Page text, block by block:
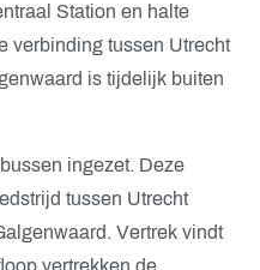
Station en halte
verbinding tussen Utrecht
is tijdelijk buiten
ingezet. Deze
tussen Utrecht
Vertrek vindt
vertrekken de